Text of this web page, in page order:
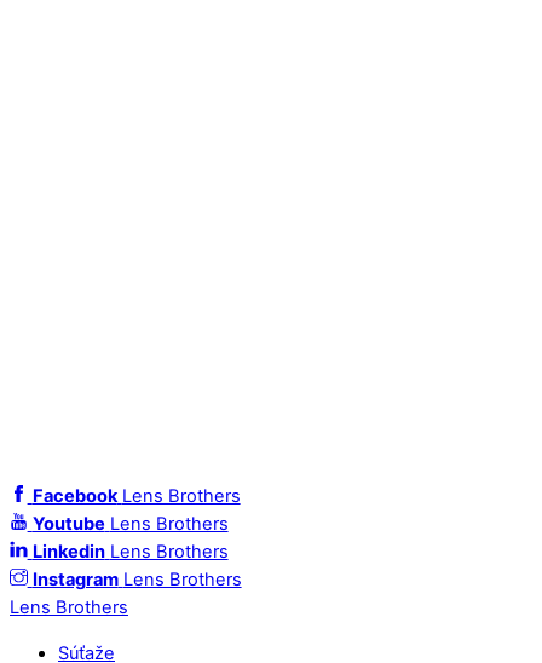
Facebook Lens Brothers
Youtube Lens Brothers
Linkedin Lens Brothers
Instagram Lens Brothers
Lens Brothers
Súťaže